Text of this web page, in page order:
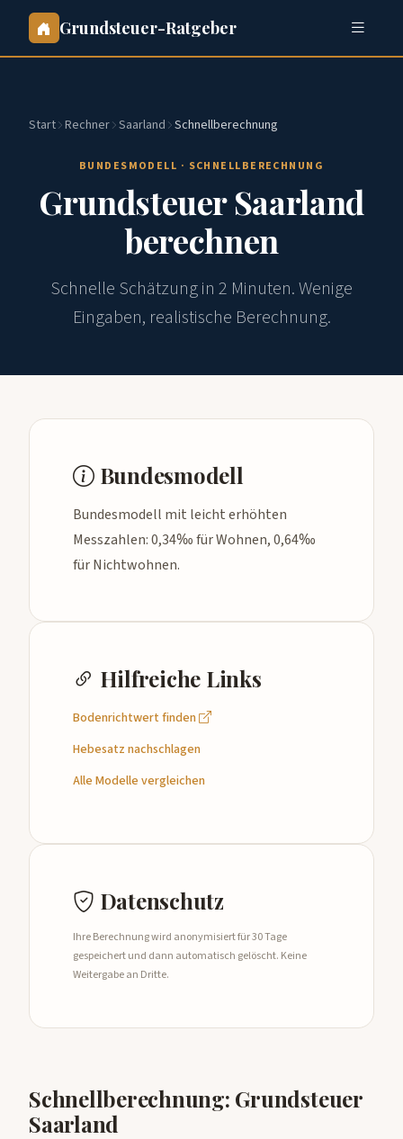
Grundsteuer-Ratgeber
Start Rechner Saarland Schnellberechnung
BUNDESMODELL · SCHNELLBERECHNUNG
Grundsteuer Saarland
berechnen
Schnelle Schätzung in 2 Minuten. Wenige
Eingaben, realistische Berechnung.
Bundesmodell
Bundesmodell mit leicht erhöhten
Messzahlen: 0,34‰ für Wohnen, 0,64‰
für Nichtwohnen.
Hilfreiche Links
Bodenrichtwert finden
Hebesatz nachschlagen
Alle Modelle vergleichen
Datenschutz
Ihre Berechnung wird anonymisiert für 30 Tage
gespeichert und dann automatisch gelöscht. Keine
Weitergabe an Dritte.
Schnellberechnung: Grundsteuer
Saarland